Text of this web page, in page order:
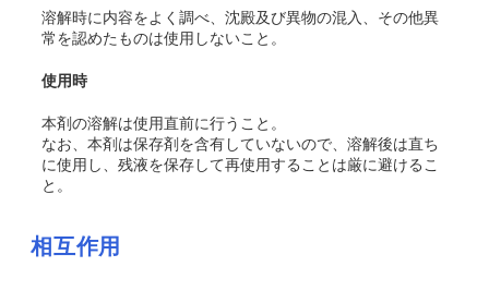
溶解時に内容をよく調べ、沈殿及び異物の混入、その他異
常を認めたものは使用しないこと。
使用時
本剤の溶解は使用直前に行うこと。
なお、本剤は保存剤を含有していないので、溶解後は直ち
に使用し、残液を保存して再使用することは厳に避けるこ
と。
相互作用